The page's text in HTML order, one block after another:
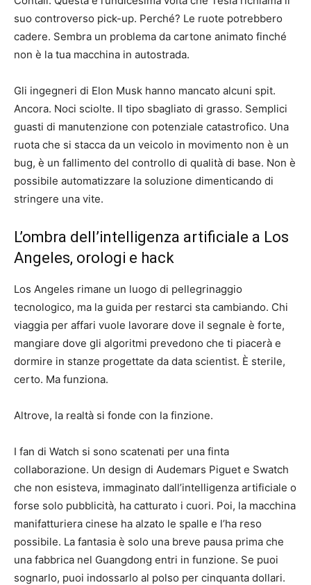
suo controverso pick-up. Perché? Le ruote potrebbero
cadere. Sembra un problema da cartone animato finché
non è la tua macchina in autostrada.
Gli ingegneri di Elon Musk hanno mancato alcuni spit.
Ancora. Noci sciolte. Il tipo sbagliato di grasso. Semplici
guasti di manutenzione con potenziale catastrofico. Una
ruota che si stacca da un veicolo in movimento non è un
bug, è un fallimento del controllo di qualità di base. Non è
possibile automatizzare la soluzione dimenticando di
stringere una vite.
L’ombra dell’intelligenza artificiale a Los
Angeles, orologi e hack
Los Angeles rimane un luogo di pellegrinaggio
tecnologico, ma la guida per restarci sta cambiando. Chi
viaggia per affari vuole lavorare dove il segnale è forte,
mangiare dove gli algoritmi prevedono che ti piacerà e
dormire in stanze progettate da data scientist. È sterile,
certo. Ma funziona.
Altrove, la realtà si fonde con la finzione.
I fan di Watch si sono scatenati per una finta
collaborazione. Un design di Audemars Piguet e Swatch
che non esisteva, immaginato dall’intelligenza artificiale o
forse solo pubblicità, ha catturato i cuori. Poi, la macchina
manifatturiera cinese ha alzato le spalle e l’ha reso
possibile. La fantasia è solo una breve pausa prima che
una fabbrica nel Guangdong entri in funzione. Se puoi
sognarlo, puoi indossarlo al polso per cinquanta dollari.